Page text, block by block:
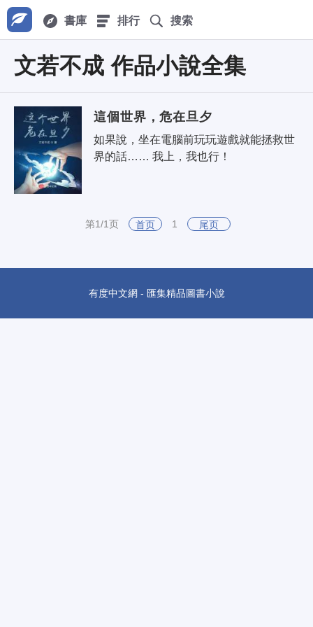
書庫 排行 搜索
文若不成 作品小說全集
這個世界，危在旦夕
如果說，坐在電腦前玩玩遊戲就能拯救世
界的話…… 我上，我也行！
第1/1页 首页 1 尾页
有度中文網 - 匯集精品圖書小說